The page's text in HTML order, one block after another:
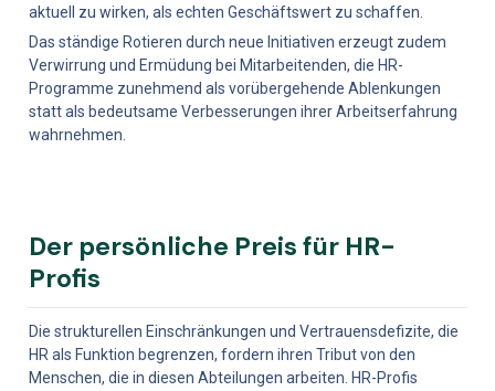
aktuell zu wirken, als echten Geschäftswert zu schaffen.
Das ständige Rotieren durch neue Initiativen erzeugt zudem
Verwirrung und Ermüdung bei Mitarbeitenden, die HR-
Programme zunehmend als vorübergehende Ablenkungen
statt als bedeutsame Verbesserungen ihrer Arbeitserfahrung
wahrnehmen.
Der persönliche Preis für HR-
Profis
Die strukturellen Einschränkungen und Vertrauensdefizite, die
HR als Funktion begrenzen, fordern ihren Tribut von den
Menschen, die in diesen Abteilungen arbeiten. HR-Profis